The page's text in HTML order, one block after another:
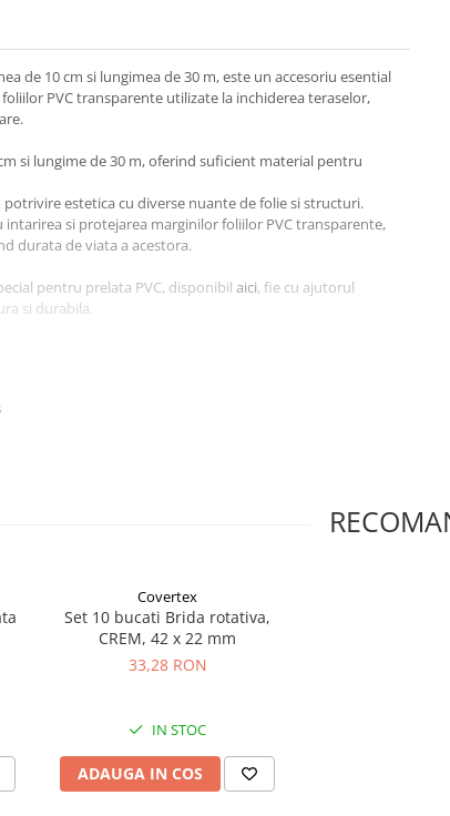
de 10 cm si lungimea de 30 m, este un accesoriu esential
PVC transparente utilizate la inchiderea teraselor,
si lungime de 30 m, oferind suficient material pentru
potrivire estetica cu diverse nuante de folie si structuri.
intarirea si protejarea marginilor foliilor PVC transparente,
durata de viata a acestora.
pentru prelata PVC, disponibil aici, fie cu ajutorul
si durabila.
iar folia intra ca intr-un "sandvis", astfel incat raman 5
parte. Dupa lipire, se pot monta capsele pentru fixare,
o prindere ferma si un aspect profesional, fiind o solutie
Covertex
Set 10 bucati Brida rotativa,
CREM, 42 x 22 mm
33,28 RON
IN STOC
ADAUGA IN COS